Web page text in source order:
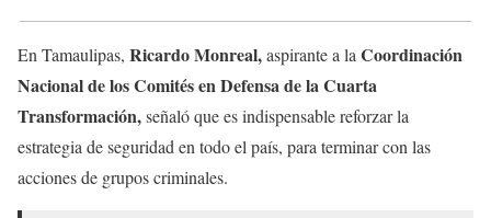
En Tamaulipas, Ricardo Monreal,aspirante a la Coordinación
Nacional de los Comités en Defensa de la Cuarta
Transformación,señaló que es indispensable reforzar la
estrategia de seguridad en todo el país, para terminar con las
acciones de grupos criminales.